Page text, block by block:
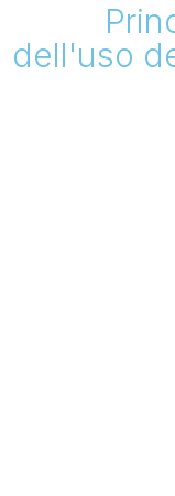
dell'uso